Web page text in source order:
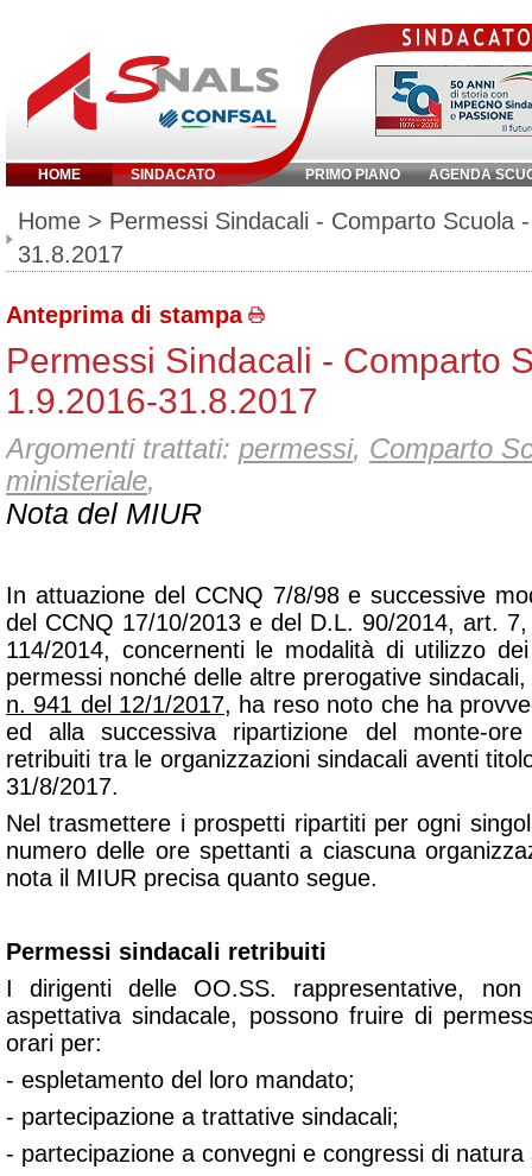
HOME SINDACATO PRIMO PIANO AGENDA
Inserisci parola chiave:
Home > Permessi Sindacali - Comparto Scuola
31.8.2017
Anteprima di stampa
Permessi Sindacali - Comparto
1.9.2016-31.8.2017
Argomenti trattati: permessi, Comparto
ministeriale,
Nota del MIUR
In attuazione del CCNQ 7/8/98 e successive
del CCNQ 17/10/2013 e del D.L. 90/2014, art.
114/2014, concernenti le modalità di utilizzo
permessi nonché delle altre prerogative
n. 941 del 12/1/2017, ha reso noto che ha
ed alla successiva ripartizione del monte-
retribuiti tra le organizzazioni sindacali aventi
31/8/2017.
Nel trasmettere i prospetti ripartiti per ogni
numero delle ore spettanti a ciascuna
nota il MIUR precisa quanto segue.
Permessi sindacali retribuiti
I dirigenti delle OO.SS. rappresentative,
aspettativa sindacale, possono fruire di
orari per:
- espletamento del loro mandato;
- partecipazione a trattative sindacali;
- partecipazione a convegni e congressi di natura